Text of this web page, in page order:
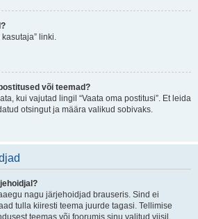
kasutaja” linki.
või teemad?
kui vajutad lingil “Vaata oma postitusi”. Et leida
otsingut ja määra valikud sobivaks.
nagu järjehoidjad brauseris. Sind ei
tulla kiiresti teema juurde tagasi. Tellimise
teemas või foorumis sinu valitud viisil.